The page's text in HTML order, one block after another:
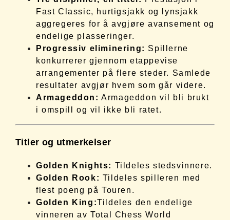
Fast Classic, hurtigsjakk og lynsjakk
aggregeres for å avgjøre avansement og
endelige plasseringer.
Progressiv eliminering: Spillerne
konkurrerer gjennom etappevise
arrangementer på flere steder. Samlede
resultater avgjør hvem som går videre.
Armageddon: Armageddon vil bli brukt
i omspill og vil ikke bli ratet.
Titler og utmerkelser
Golden Knights: Tildeles stedsvinnere.
Golden Rook: Tildeles spilleren med
flest poeng på Touren.
Golden King:Tildeles den endelige
vinneren av Total Chess World